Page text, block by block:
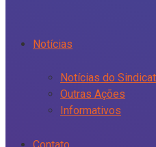
Notícias
Notícias do
Outras Ações
Informativos